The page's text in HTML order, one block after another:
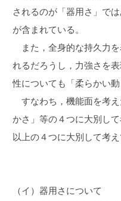
されるのが「器用さ」で
が含まれている。
また，全身的な持久力
れるだろうし，力強さを
性についても「柔らかい
すなわち，機能面を考
かさ」等の４つに大別し
以上の４つに大別して考え
（イ）器用さについて